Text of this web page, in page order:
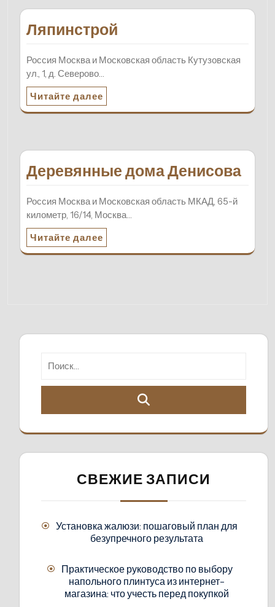
Ляпинстрой
Россия Москва и Московская область Кутузовская
ул., 1, д. Северово…
Читайте далее
Деревянные дома Денисова
Россия Москва и Московская область МКАД, 65-й
километр, 16/14, Москва…
Читайте далее
СВЕЖИЕ ЗАПИСИ
Установка жалюзи: пошаговый план для
безупречного результата
Практическое руководство по выбору
напольного плинтуса из интернет-
магазина: что учесть перед покупкой